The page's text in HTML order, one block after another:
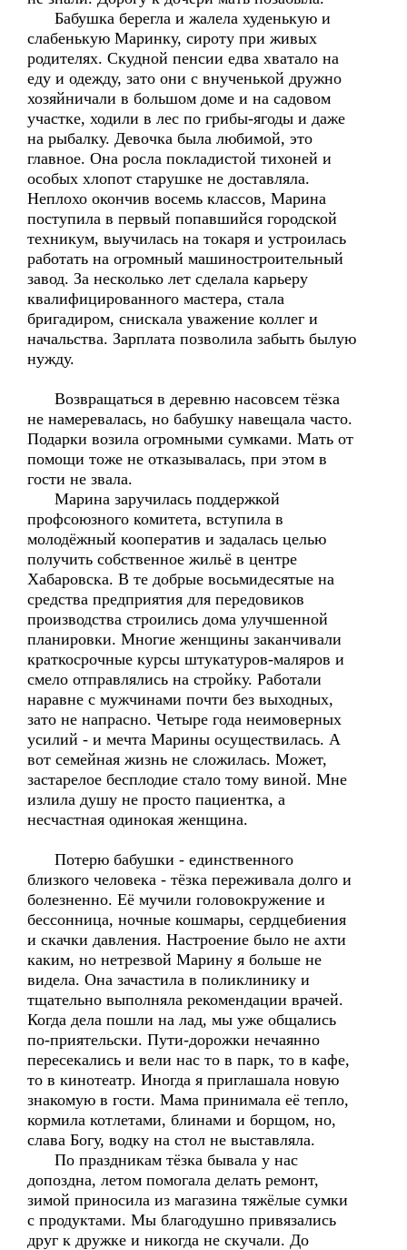
Бабушка берегла и жалела худенькую и
слабенькую Маринку, сироту при живых
родителях. Скудной пенсии едва хватало на
еду и одежду, зато они с внученькой дружно
хозяйничали в большом доме и на садовом
участке, ходили в лес по грибы-ягоды и даже
на рыбалку. Девочка была любимой, это
главное. Она росла покладистой тихоней и
особых хлопот старушке не доставляла.
Неплохо окончив восемь классов, Марина
поступила в первый попавшийся городской
техникум, выучилась на токаря и устроилась
работать на огромный машиностроительный
завод. За несколько лет сделала карьеру
квалифицированного мастера, стала
бригадиром, снискала уважение коллег и
начальства. Зарплата позволила забыть былую
нужду.
Возвращаться в деревню насовсем тёзка
не намеревалась, но бабушку навещала часто.
Подарки возила огромными сумками. Мать от
помощи тоже не отказывалась, при этом в
гости не звала.
Марина заручилась поддержкой
профсоюзного комитета, вступила в
молодёжный кооператив и задалась целью
получить собственное жильё в центре
Хабаровска. В те добрые восьмидесятые на
средства предприятия для передовиков
производства строились дома улучшенной
планировки. Многие женщины заканчивали
краткосрочные курсы штукатуров-маляров и
смело отправлялись на стройку. Работали
наравне с мужчинами почти без выходных,
зато не напрасно. Четыре года неимоверных
усилий - и мечта Марины осуществилась. А
вот семейная жизнь не сложилась. Может,
застарелое бесплодие стало тому виной. Мне
излила душу не просто пациентка, а
несчастная одинокая женщина.
Потерю бабушки - единственного
близкого человека - тёзка переживала долго и
болезненно. Её мучили головокружение и
бессонница, ночные кошмары, сердцебиения
и скачки давления. Настроение было не ахти
каким, но нетрезвой Марину я больше не
видела. Она зачастила в поликлинику и
тщательно выполняла рекомендации врачей.
Когда дела пошли на лад, мы уже общались
по-приятельски. Пути-дорожки нечаянно
пересекались и вели нас то в парк, то в кафе,
то в кинотеатр. Иногда я приглашала новую
знакомую в гости. Мама принимала её тепло,
кормила котлетами, блинами и борщом, но,
слава Богу, водку на стол не выставляла.
По праздникам тёзка бывала у нас
допоздна, летом помогала делать ремонт,
зимой приносила из магазина тяжёлые сумки
с продуктами. Мы благодушно привязались
друг к дружке и никогда не скучали. До